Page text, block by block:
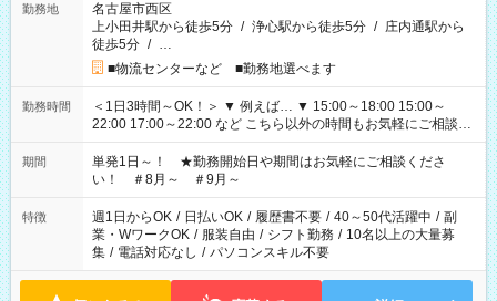
勤務地
名古屋市西区
上小田井駅から徒歩5分 / 浄心駅から徒歩5分 / 庄内通駅から
徒歩5分 / …
■物流センターなど ■勤務地選べます
勤務時間
＜1日3時間～OK！＞ ▼ 例えば… ▼ 15:00～18:00 15:00～
22:00 17:00～22:00 など こちら以外の時間もお気軽にご相談く
ださい！
期間
単発1日～！ ★勤務開始日や期間はお気軽にご相談くださ
い！ ＃8月～ ＃9月～
特徴 週1日からOK / 日払いOK / 履歴書不要 / 40～50代活躍中 / 副
業・WワークOK / 服装自由 / シフト勤務 / 10名以上の大量募
集 / 電話対応なし / パソコンスキル不要